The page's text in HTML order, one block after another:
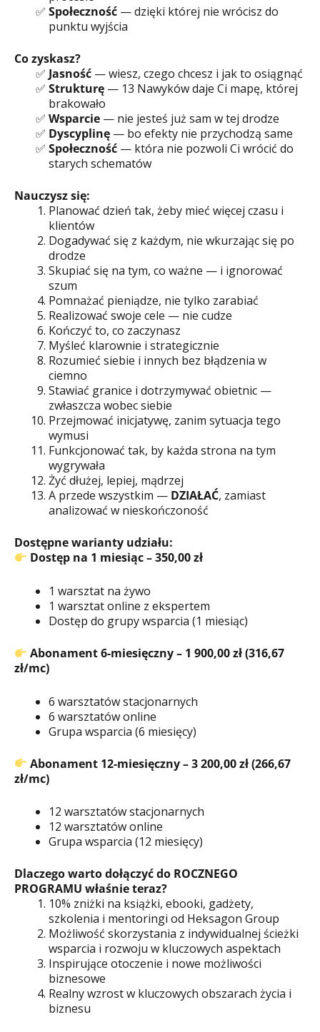
Społeczność — dzięki której nie wrócisz do
punktu wyjścia
Co zyskasz?
Jasność — wiesz, czego chcesz i jak to osiągnąć
Strukturę — 13 Nawyków daje Ci mapę, której
brakowało
Wsparcie — nie jesteś już sam w tej drodze
Dyscyplinę — bo efekty nie przychodzą same
Społeczność — która nie pozwoli Ci wrócić do
starych schematów
Nauczysz się:
Planować dzień tak, żeby mieć więcej czasu i
klientów
Dogadywać się z każdym, nie wkurzając się po
drodze
Skupiać się na tym, co ważne — i ignorować
szum
Pomnażać pieniądze, nie tylko zarabiać
Realizować swoje cele — nie cudze
Kończyć to, co zaczynasz
Myśleć klarownie i strategicznie
Rozumieć siebie i innych bez błądzenia w
ciemno
Stawiać granice i dotrzymywać obietnic —
zwłaszcza wobec siebie
Przejmować inicjatywę, zanim sytuacja tego
wymusi
Funkcjonować tak, by każda strona na tym
wygrywała
Żyć dłużej, lepiej, mądrzej
A przede wszystkim — DZIAŁAĆ, zamiast
analizować w nieskończoność
Dostępne warianty udziału:
Dostęp na 1 miesiąc – 350,00 zł
1 warsztat na żywo
1 warsztat online z ekspertem
Dostęp do grupy wsparcia (1 miesiąc)
Abonament 6-miesięczny – 1 900,00 zł (316,67
zł/mc)
6 warsztatów stacjonarnych
6 warsztatów online
Grupa wsparcia (6 miesięcy)
Abonament 12-miesięczny – 3 200,00 zł (266,67
zł/mc)
12 warsztatów stacjonarnych
12 warsztatów online
Grupa wsparcia (12 miesięcy)
Dlaczego warto dołączyć do ROCZNEGO
PROGRAMU właśnie teraz?
10% zniżki na książki, ebooki, gadżety,
szkolenia i mentoringi od Heksagon Group
Możliwość skorzystania z indywidualnej ścieżki
wsparcia i rozwoju w kluczowych aspektach
Inspirujące otoczenie i nowe możliwości
biznesowe
Realny wzrost w kluczowych obszarach życia i
biznesu